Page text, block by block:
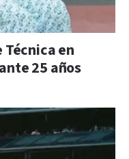
Técnica en
25 años